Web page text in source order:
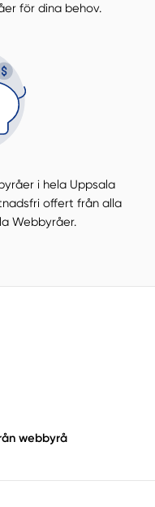
för dina behov.
i hela Uppsala
offert från alla
Webbyråer.
webbyrå